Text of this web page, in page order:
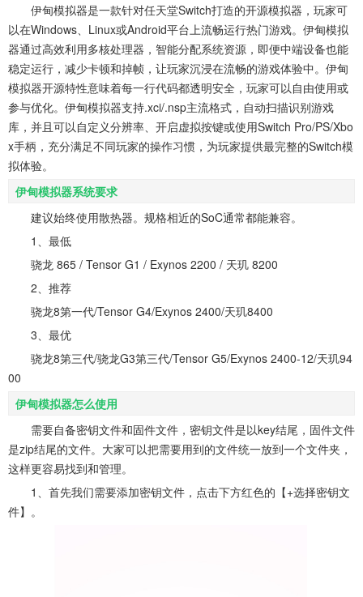
96款应用
伊甸模拟器是一款针对任天堂Switch打造的开源模拟器，玩家可
以在Windows、Linux或Android平台上流畅运行热门游戏。伊甸模拟
器通过高效利用多核处理器，智能分配系统资源，即便中端设备也能
稳定运行，减少卡顿和掉帧，让玩家沉浸在流畅的游戏体验中。伊甸
模拟器开源特性意味着每一行代码都透明安全，玩家可以自由使用或
参与优化。伊甸模拟器支持.xci/.nsp主流格式，自动扫描识别游戏
库，并且可以自定义分辨率、开启虚拟按键或使用Switch Pro/PS/Xbo
x手柄，充分满足不同玩家的操作习惯，为玩家提供最完整的Switch模
拟体验。
伊甸模拟器系统要求
建议始终使用散热器。规格相近的SoC通常都能兼容。
1、最低
骁龙 865 / Tensor G1 / Exynos 2200 / 天玑 8200
2、推荐
骁龙8第一代/Tensor G4/Exynos 2400/天玑8400
3、最优
骁龙8第三代/骁龙G3第三代/Tensor G5/Exynos 2400-12/天玑94
00
伊甸模拟器怎么使用
需要自备密钥文件和固件文件，密钥文件是以key结尾，固件文件
是zip结尾的文件。大家可以把需要用到的文件统一放到一个文件夹，
这样更容易找到和管理。
1、首先我们需要添加密钥文件，点击下方红色的【+选择密钥文
件】。